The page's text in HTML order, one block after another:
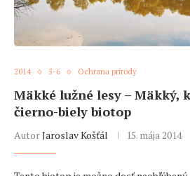
2014 5-6 Ochrana prírody
Mäkké lužné lesy – Mäkký,
čierno-biely biotop
AutorJaroslav Košťál 15. mája 2014